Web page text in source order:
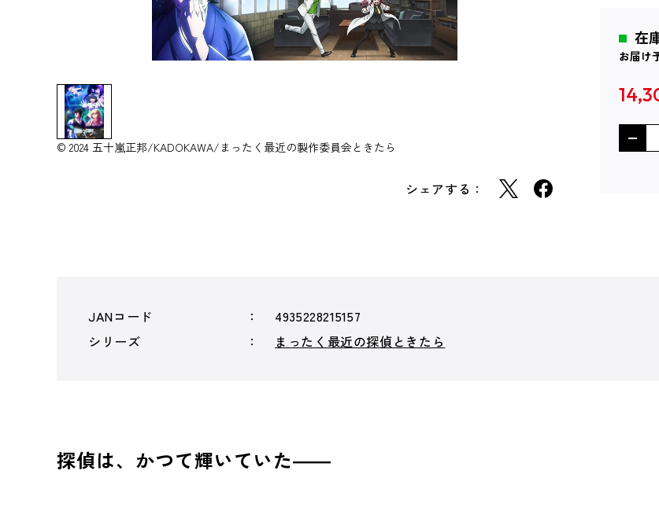
© 2024 五十嵐正邦/KADOKAWA/まったく最近の製作委員会ときたら
シェアする：
在
お届け
JANコード
4935228215157
シリーズ
まったく最近の探偵ときたら
探偵は、かつて輝いていた――